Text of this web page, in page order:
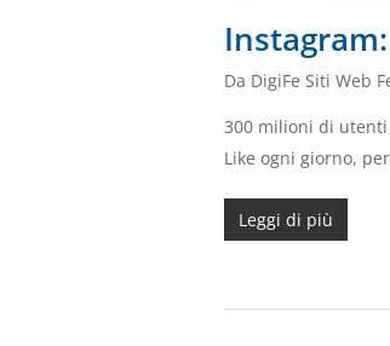
Da DigiFe Siti Web
300 milioni di
Like ogni giorno,
Leggi di più